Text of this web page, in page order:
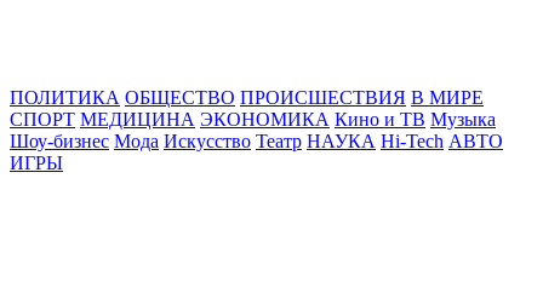
ПОЛИТИКА ОБЩЕСТВО ПРОИСШЕСТВИЯ В МИРЕ
СПОРТ МЕДИЦИНА ЭКОНОМИКА Кино и ТВ Музыка
Шоу-бизнес Мода Искусство Театр НАУКА Hi-Tech АВТО
ИГРЫ